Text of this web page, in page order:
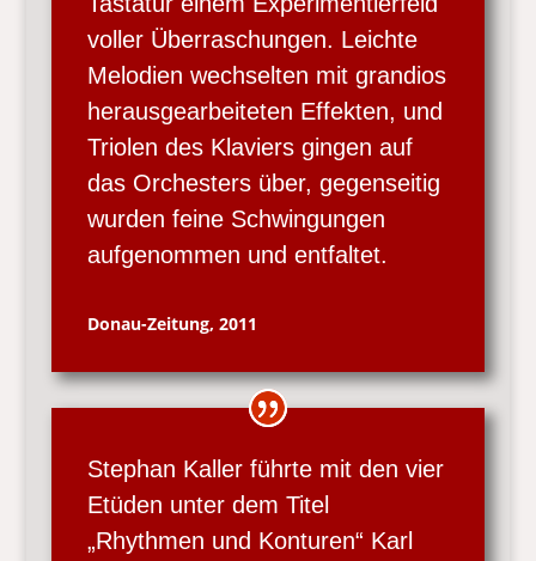
voller Überraschungen. Leichte
Melodien wechselten mit grandios
herausgearbeiteten Effekten, und
Triolen des Klaviers gingen auf
das Orchesters über, gegenseitig
wurden feine Schwingungen
aufgenommen und entfaltet.
Donau-Zeitung, 2011
Stephan Kaller führte mit den vier
Etüden unter dem Titel
„Rhythmen und Konturen“ Karl